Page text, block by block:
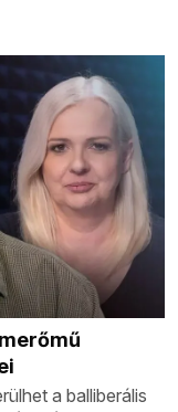
a balliberális